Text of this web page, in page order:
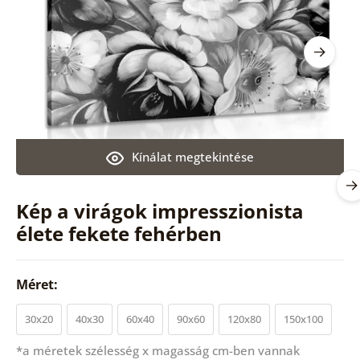
Kép a virágok impresszionista
élete fekete fehérben
Kínálat megtekintése
Méret:
30x20 40x30 60x40 90x60 120x80 150x100
*a méretek szélesség x magasság cm-ben vannak